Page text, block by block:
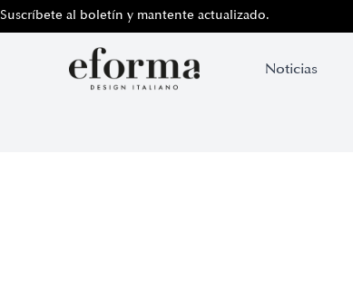
Suscríbete al boletín y mantente actualizado.
Noticias